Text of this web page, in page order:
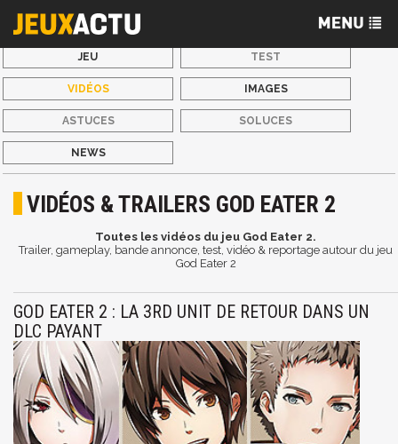
JEU TEST
VIDÉOS IMAGES
ASTUCES SOLUCES
NEWS
VIDÉOS & TRAILERS GOD EATER 2
Toutes les vidéos du jeu God Eater 2.
Trailer, gameplay, bande annonce, test, vidéo & reportage autour du jeu
God Eater 2
GOD EATER 2 : LA 3RD UNIT DE RETOUR DANS UN
DLC PAYANT